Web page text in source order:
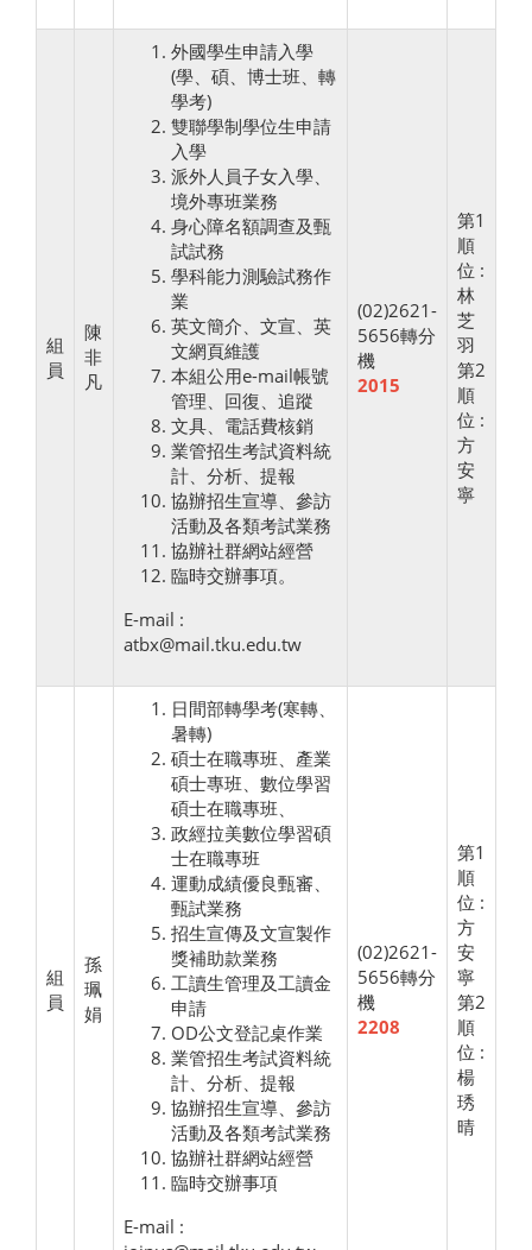
組
員
陳
非
凡
外國學生申請入學
(學、碩、博士班、轉
學考)
雙聯學制學位生申請
入學
派外人員子女入學、
境外專班業務
身心障名額調查及甄
試試務
學科能力測驗試務作
業
英文簡介、文宣、英
文網頁維護
本組公用e-mail帳號
管理、回復、追蹤
文具、電話費核銷
業管招生考試資料統
計、分析、提報
協辦招生宣導、參訪
活動及各類考試業務
協辦社群網站經營
臨時交辦事項。
E-mail :
atbx@mail.tku.edu.tw
(02)2621-
5656轉分
機
2015
第1
順
位 :
林
芝
羽
第2
順
位 :
方
安
寧
組
員
孫
珮
娟
日間部轉學考(寒轉、
暑轉)
碩士在職專班、產業
碩士專班、數位學習
碩士在職專班、
政經拉美數位學習碩
士在職專班
運動成績優良甄審、
甄試業務
招生宣傳及文宣製作
獎補助款業務
工讀生管理及工讀金
申請
OD公文登記桌作業
業管招生考試資料統
計、分析、提報
協辦招生宣導、參訪
活動及各類考試業務
協辦社群網站經營
臨時交辦事項
E-mail :
(02)2621-
5656轉分
機
2208
第1
順
位 :
方
安
寧
第2
順
位 :
楊
琇
晴